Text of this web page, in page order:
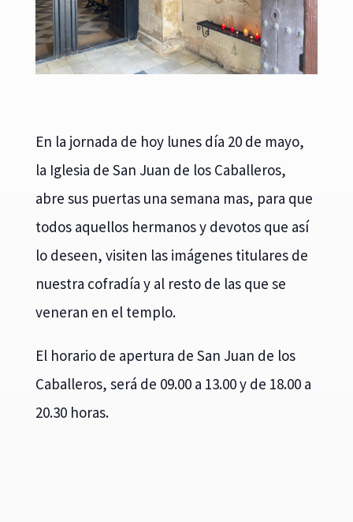
En la jornada de hoy lunes día 20 de mayo,
la Iglesia de San Juan de los Caballeros,
abre sus puertas una semana mas, para que
todos aquellos hermanos y devotos que así
lo deseen, visiten las imágenes titulares de
nuestra cofradía y al resto de las que se
veneran en el templo.
El horario de apertura de San Juan de los
Caballeros, será de 09.00 a 13.00 y de 18.00 a
20.30 horas.